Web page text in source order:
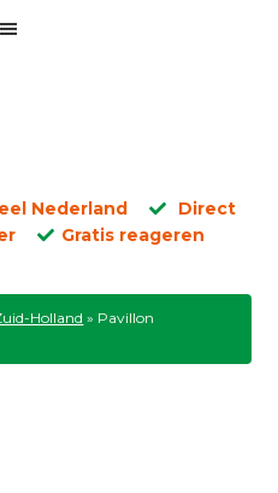
Nederland
Direct
Gratis reageren
Holland » Pavillon